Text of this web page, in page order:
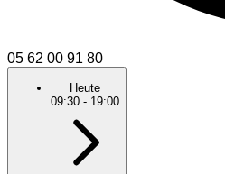
05 62 00 91 80
Heute
09:30 - 19:00